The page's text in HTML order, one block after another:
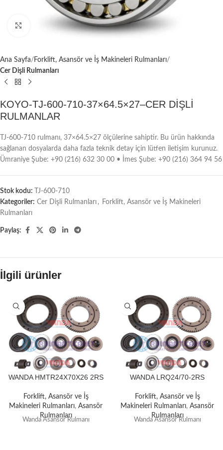
Büyütmek için tıklayın
Ana Sayfa
Forklift, Asansör ve İş Makineleri Rulmanları
Cer Dişli Rulmanları
KOYO-TJ-600-710-37×64.5×27–CER DİŞLİ
RULMANLAR
TJ-600-710 rulmanı, 37×64.5×27 ölçülerine sahiptir. Bu ürün hakkında
sağlanan dosyalarda daha fazla teknik detay için lütfen iletişim kurunuz.
Ümraniye Şube: +90 (216) 632 30 00 • İmes Şube: +90 (216) 364 94 56
Stok kodu:
TJ-600-710
Kategoriler: Cer Dişli Rulmanları , Forklift, Asansör ve İş Makineleri
Rulmanları
Paylaş:
İlgili ürünler
WANDA HMTR24X70X26 2RS
Forklift, Asansör ve İş
Makineleri Rulmanları, Asansör
Rulmanları
Wanda Asansör Rulmanı
WANDA LRQ24/70-2RS
Forklift, Asansör ve İş
Makineleri Rulmanları, Asansör
Rulmanları
Wanda Asansör Rulmanı